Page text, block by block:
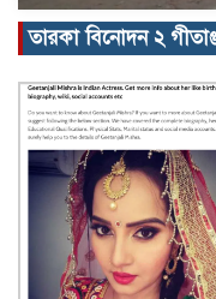
তারকা বিনোদন ২